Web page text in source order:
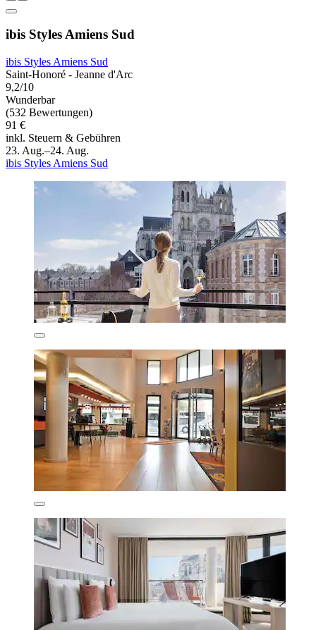
ibis Styles Amiens Sud
ibis Styles Amiens Sud
Saint-Honoré - Jeanne d'Arc
9,2/10
Wunderbar
(532 Bewertungen)
91 €
inkl. Steuern & Gebühren
23. Aug.–24. Aug.
ibis Styles Amiens Sud